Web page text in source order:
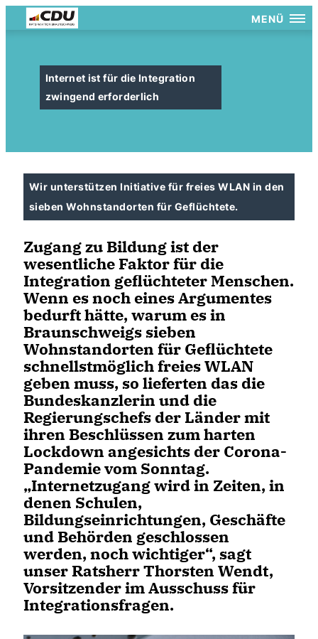
MENÜ
Internet ist für die Integration
zwingend erforderlich
Wir unterstützen Initiative für freies WLAN in den
sieben Wohnstandorten für Geflüchtete.
Zugang zu Bildung ist der
wesentliche Faktor für die
Integration geflüchteter Menschen.
Wenn es noch eines Argumentes
bedurft hätte, warum es in
Braunschweigs sieben
Wohnstandorten für Geflüchtete
schnellstmöglich freies WLAN
geben muss, so lieferten das die
Bundeskanzlerin und die
Regierungschefs der Länder mit
ihren Beschlüssen zum harten
Lockdown angesichts der Corona-
Pandemie vom Sonntag.
Internetzugang wird in Zeiten, in
denen Schulen,
Bildungseinrichtungen, Geschäfte
und Behörden geschlossen
werden, noch wichtiger“, sagt
unser Ratsherr Thorsten Wendt,
Vorsitzender im Ausschuss für
Integrationsfragen.